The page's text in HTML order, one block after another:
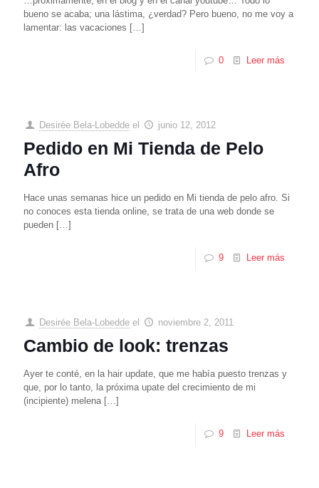
bueno se acaba; una lástima, ¿verdad? Pero bueno, no me voy a
lamentar: las vacaciones […]
0 Leer más
Desirée Bela-Lobedde el junio 12, 2012
Pedido en Mi Tienda de Pelo
Afro
Hace unas semanas hice un pedido en Mi tienda de pelo afro. Si
no conoces esta tienda online, se trata de una web donde se
pueden […]
9 Leer más
Desirée Bela-Lobedde el noviembre 2, 2011
Cambio de look: trenzas
Ayer te conté, en la hair update, que me había puesto trenzas y
que, por lo tanto, la próxima upate del crecimiento de mi
(incipiente) melena[…]
9 Leer más